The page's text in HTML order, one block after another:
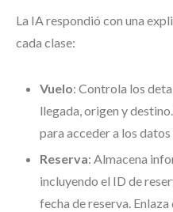
La IA respondió con una
cada clase:
Vuelo: Controla los
llegada, origen y
para acceder a los datos
Reserva: Almacena
incluyendo el ID de
fecha de reserva.